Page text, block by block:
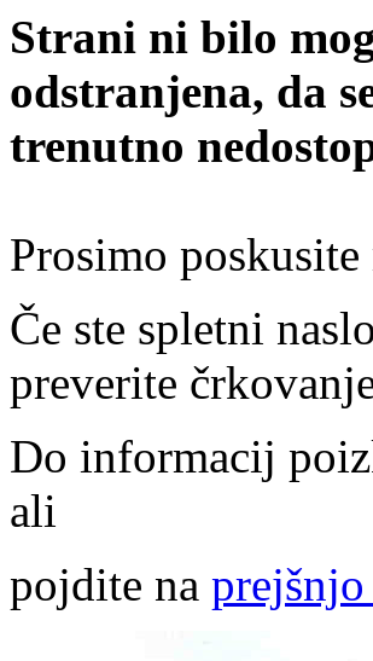
Strani ni bilo
odstranjena, da
trenutno
Prosimo poskusite
Če ste spletni
preverite
Do informacij
ali
pojdite na prejšnjo